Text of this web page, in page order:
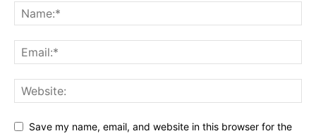
Save my name, email, and website in this browser for the